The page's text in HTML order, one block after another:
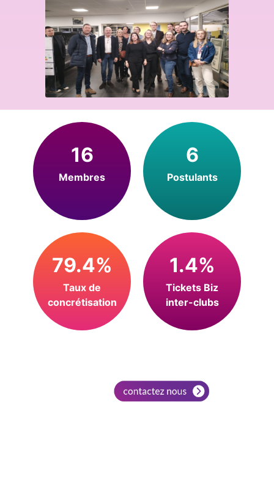
16
Membres
6
Postulants
79.4%
Taux de
concrétisation
1.4%
Tickets Biz
inter-clubs